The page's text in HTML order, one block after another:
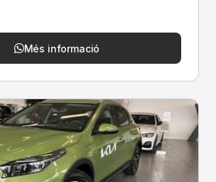
Més informació